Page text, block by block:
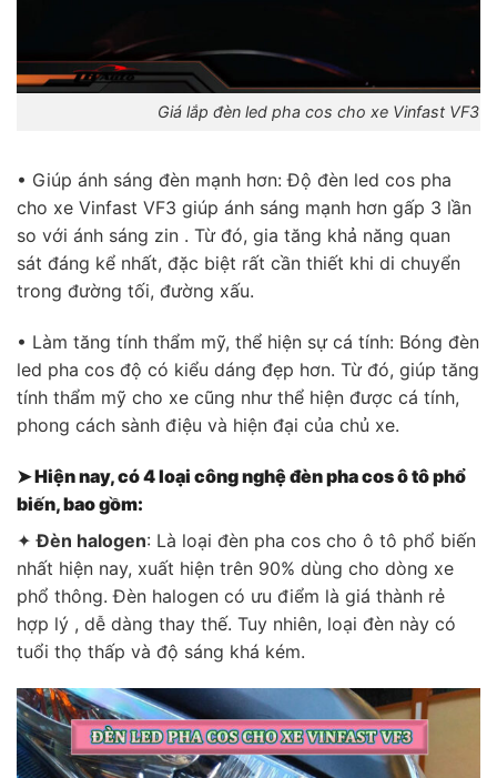
Giá lắp đèn led pha cos cho xe Vinfast VF3
• Giúp ánh sáng đèn mạnh hơn: Độ đèn led cos pha
cho xe Vinfast VF3 giúp ánh sáng mạnh hơn gấp 3 lần
so với ánh sáng zin . Từ đó, gia tăng khả năng quan
sát đáng kể nhất, đặc biệt rất cần thiết khi di chuyển
trong đường tối, đường xấu.
• Làm tăng tính thẩm mỹ, thể hiện sự cá tính: Bóng đèn
led pha cos độ có kiểu dáng đẹp hơn. Từ đó, giúp tăng
tính thẩm mỹ cho xe cũng như thể hiện được cá tính,
phong cách sành điệu và hiện đại của chủ xe.
➤ Hiện nay, có 4 loại công nghệ đèn pha cos ô tô phổ
biến, bao gồm:
✦Đèn halogen: Là loại đèn pha cos cho ô tô phổ biến
nhất hiện nay, xuất hiện trên 90% dùng cho dòng xe
phổ thông. Đèn halogen có ưu điểm là giá thành rẻ
hợp lý , dễ dàng thay thế. Tuy nhiên, loại đèn này có
tuổi thọ thấp và độ sáng khá kém.